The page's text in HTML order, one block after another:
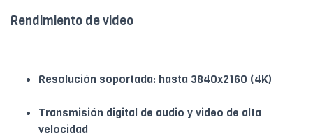
Rendimiento de video
Resolución soportada: hasta 3840x2160 (4K)
Transmisión digital de audio y video de alta
velocidad